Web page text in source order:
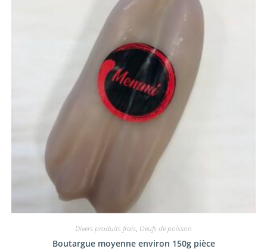
Divers produits frais, Oeufs de poisson
Boutargue moyenne environ 150g pièce